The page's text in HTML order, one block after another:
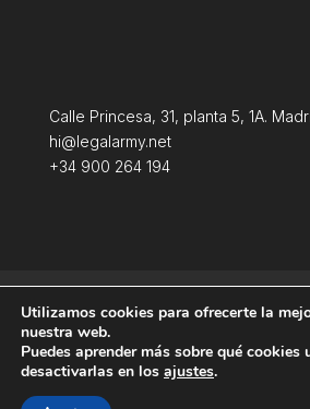
Calle Princesa, 31, planta 5, 1A.
hi@legalarmy.net
+34 900 264 194
Terminos y condiciones
Utilizamos cookies para ofrecerte la
nuestra web.
Puedes aprender más sobre qué cookies
desactivarlas en los ajustes.